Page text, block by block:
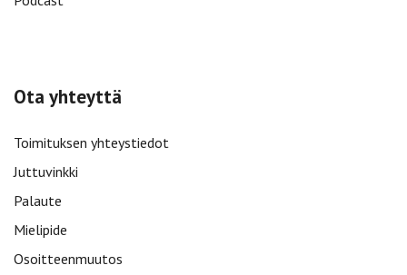
Ota yhteyttä
Toimituksen yhteystiedot
Juttuvinkki
Palaute
Mielipide
Osoitteenmuutos